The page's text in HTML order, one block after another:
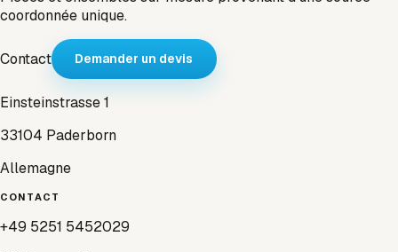
coordonnée unique.
Contact Demander un devis
Einsteinstrasse 1
33104 Paderborn
Allemagne
CONTACT
+49 5251 5452029